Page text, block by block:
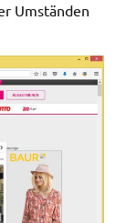
Umständen